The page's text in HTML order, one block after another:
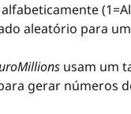
aleatório para
usam um
gerar números